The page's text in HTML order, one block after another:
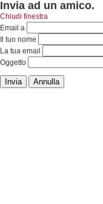
Invia ad un amico.
Chiudi finestra
Email a
Il tuo nome
La tua email
Oggetto
Invia Annulla